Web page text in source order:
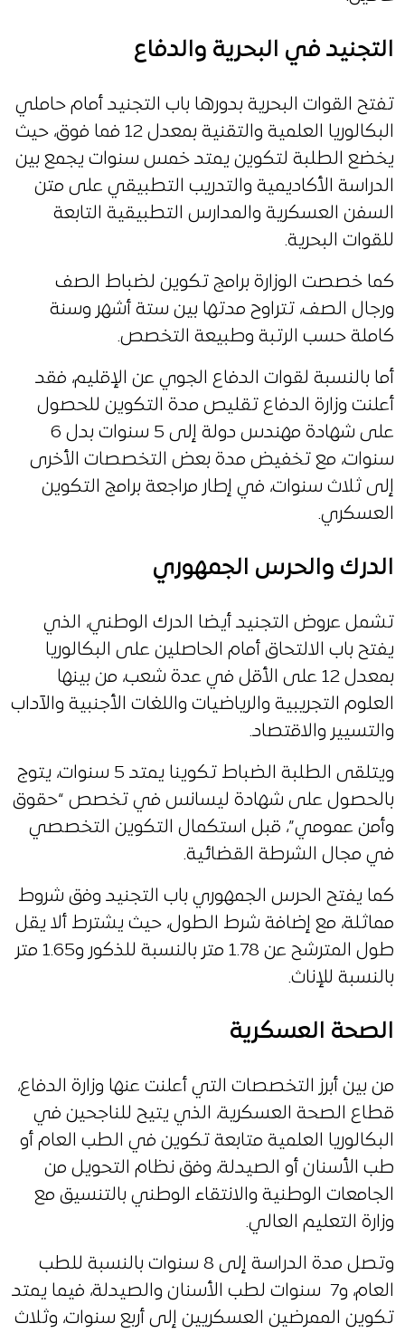
التجنيد في البحرية والدفاع
تفتح القوات البحرية بدورها باب التجنيد أمام حاملي
البكالوريا العلمية والتقنية بمعدل 12 فما فوق، حيث
يخضع الطلبة لتكوين يمتد خمس سنوات يجمع بين
الدراسة الأكاديمية والتدريب التطبيقي على متن
السفن العسكرية والمدارس التطبيقية التابعة
للقوات البحرية.
كما خصصت الوزارة برامج تكوين لضباط الصف
ورجال الصف، تتراوح مدتها بين ستة أشهر وسنة
كاملة حسب الرتبة وطبيعة التخصص.
أما بالنسبة لقوات الدفاع الجوي عن الإقليم، فقد
أعلنت وزارة الدفاع تقليص مدة التكوين للحصول
على شهادة مهندس دولة إلى 5 سنوات بدل 6
سنوات، مع تخفيض مدة بعض التخصصات الأخرى
إلى ثلاث سنوات، في إطار مراجعة برامج التكوين
العسكري.
الدرك والحرس الجمهوري
تشمل عروض التجنيد أيضا الدرك الوطني، الذي
يفتح باب الالتحاق أمام الحاصلين على البكالوريا
بمعدل 12 على الأقل في عدة شعب، من بينها
العلوم التجريبية والرياضيات واللغات الأجنبية والآداب
والتسيير والاقتصاد.
ويتلقى الطلبة الضباط تكوينا يمتد 5 سنوات، يتوج
بالحصول على شهادة ليسانس في تخصص “حقوق
وأمن عمومي”، قبل استكمال التكوين التخصصي
في مجال الشرطة القضائية.
كما يفتح الحرس الجمهوري باب التجنيد وفق شروط
مماثلة، مع إضافة شرط الطول، حيث يشترط ألا يقل
طول المترشح عن 1.78 متر بالنسبة للذكور و1.65 متر
بالنسبة للإناث.
الصحة العسكرية
من بين أبرز التخصصات التي أعلنت عنها وزارة الدفاع،
قطاع الصحة العسكرية، الذي يتيح للناجحين في
البكالوريا العلمية متابعة تكوين في الطب العام أو
طب الأسنان أو الصيدلة، وفق نظام التحويل من
الجامعات الوطنية والانتقاء الوطني بالتنسيق مع
وزارة التعليم العالي.
وتصل مدة الدراسة إلى 8 سنوات بالنسبة للطب
العام، و7 سنوات لطب الأسنان والصيدلة، فيما يمتد
تكوين الممرضين العسكريين إلى أربع سنوات، وثلاث